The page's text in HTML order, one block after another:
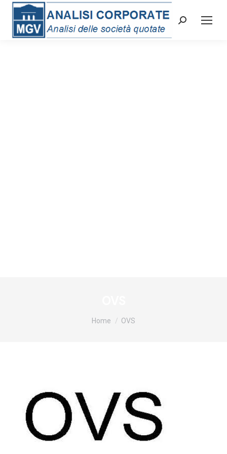
Cerca:
Tu sei qui:
Home OVS